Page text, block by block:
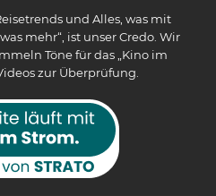
und Alles, was mit
mehr“, ist unser Credo. Wir
Töne für das „Kino im
zur Überprüfung.